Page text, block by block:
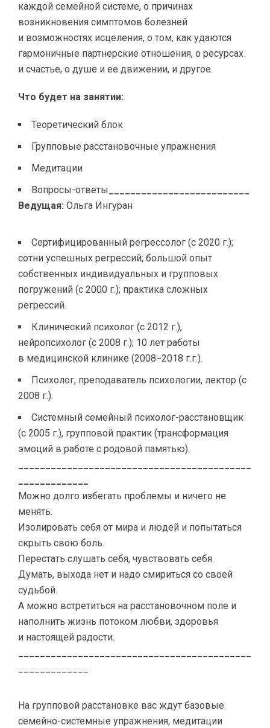
каждой семейной системе, о причинах
возникновения симптомов болезней
и возможностях исцеления, о том, как удаются
гармоничные партнерские отношения, о ресурсах
и счастье, о душе и ее движении, и другое.
Что будет на занятии:
Теоретический блок
Групповые расстановочные упражнения
Медитации
Вопросы-ответы
Ведущая: Ольга Ингуран
Сертифицированный регрессолог (с 2020 г.);
сотни успешных регрессий; большой опыт
собственных индивидуальных и групповых
погружений (с 2000 г.); практика сложных
регрессий.
Клинический психолог (c 2012 г.),
нейропсихолог (с 2008 г.); 10 лет работы
в медицинской клинике (2008−2018 г.г.).
Психолог, преподаватель психологии, лектор (с
2008 г.).
Системный семейный психолог-расстановщик
(с 2005 г.), групповой практик (трансформация
эмоций в работе с родовой памятью).
Можно долго избегать проблемы и ничего не
менять.
Изолировать себя от мира и людей и попытаться
скрыть свою боль.
Перестать слушать себя, чувствовать себя.
Думать, выхода нет и надо смириться со своей
судьбой.
А можно встретиться на расстановочном поле и
наполнить жизнь потоком любви, здоровья
и настоящей радости.
На групповой расстановке вас ждут базовые
семейно-системные упражнения, медитации